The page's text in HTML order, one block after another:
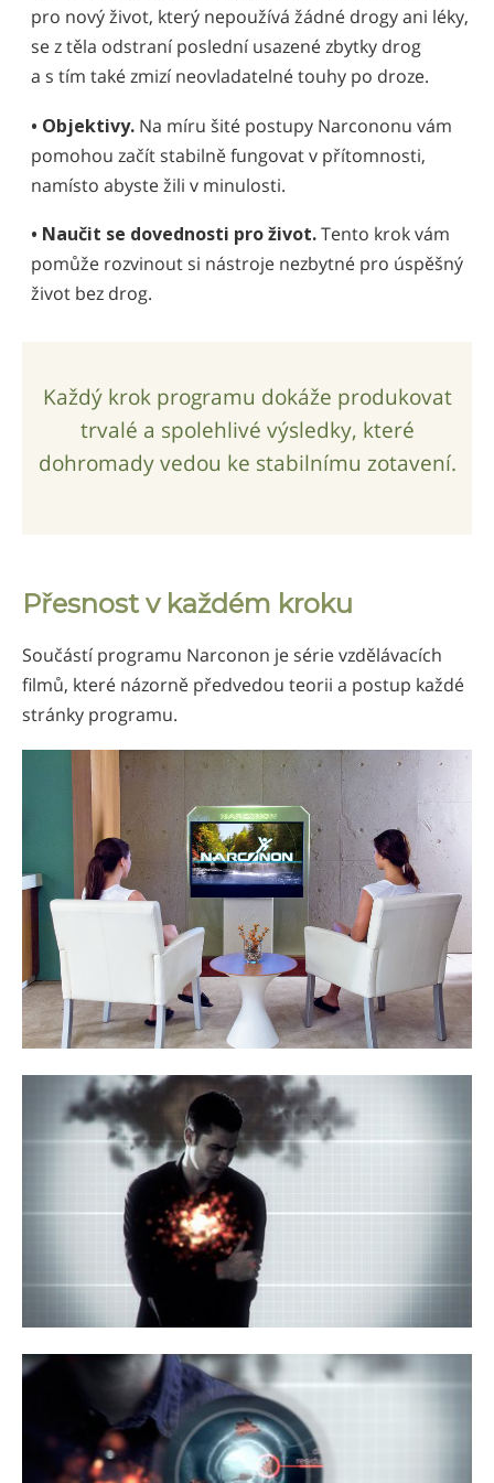
pro nový život, který nepoužívá žádné drogy ani léky,
se z těla odstraní poslední usazené zbytky drog
a s tím také zmizí neovladatelné touhy po droze.
• Objektivy. Na míru šité postupy Narcononu vám
pomohou začít stabilně fungovat v přítomnosti,
namísto abyste žili v minulosti.
• Naučit se dovednosti pro život.Tento krok vám
pomůže rozvinout si nástroje nezbytné pro úspěšný
život bez drog.
Každý krok programu dokáže produkovat
trvalé a spolehlivé výsledky, které
dohromady vedou ke stabilnímu zotavení.
Přesnost v každém kroku
Součástí programu Narconon je série vzdělávacích
filmů, které názorně předvedou teorii a postup každé
stránky programu.